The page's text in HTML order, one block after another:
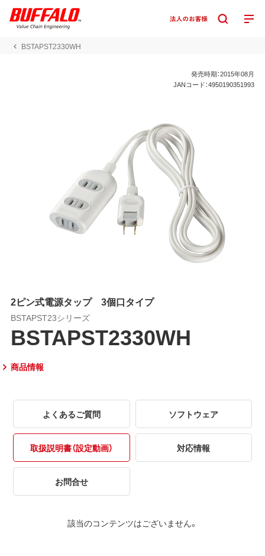
BSTAPST2330WH
発売時期：2015年08月
JANコード：4950190351993
2ピン式電源タップ 3個口タイプ
BSTAPST23シリーズ
BSTAPST2330WH
商品情報
よくあるご質問 ソフトウェア
取扱説明書（設定動画） 対応情報
お問合せ
該当のコンテンツはございません。